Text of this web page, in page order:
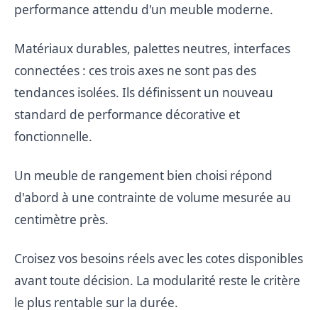
performance attendu d'un meuble moderne.
Matériaux durables, palettes neutres, interfaces
connectées : ces trois axes ne sont pas des
tendances isolées. Ils définissent un nouveau
standard de performance décorative et
fonctionnelle.
Un meuble de rangement bien choisi répond
d'abord à une contrainte de volume mesurée au
centimètre près.
Croisez vos besoins réels avec les cotes disponibles
avant toute décision. La modularité reste le critère
le plus rentable sur la durée.